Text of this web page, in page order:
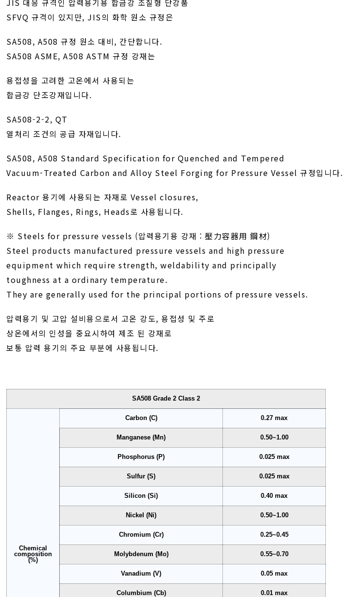
JIS 대응 규격인 압력용기용 합금강 조질형 단강품
SFVQ 규격이 있지만, JIS의 화학 원소 규정은
SA508, A508 규정 원소 대비, 간단합니다.
SA508 ASME, A508 ASTM 규정 강재는
용접성을 고려한 고온에서 사용되는
합금강 단조강재입니다.
SA508-2-2, QT
열처리 조건의 공급 자재입니다.
SA508, A508 Standard Specification for Quenched and Tempered
Vacuum-Treated Carbon and Alloy Steel Forging for Pressure Vessel 규정입니다.
Reactor 용기에 사용되는 자재로 Vessel closures,
Shells, Flanges, Rings, Heads로 사용됩니다.
※ Steels for pressure vessels (압력용기용 강재 : 壓力容器用 鋼材)
Steel products manufactured pressure vessels and high pressure
equipment which require strength, weldability and principally
toughness at a ordinary temperature.
They are generally used for the principal portions of pressure vessels.
압력용기 및 고압 설비용으로서 고온 강도, 용접성 및 주로
상온에서의 인성을 중요시하여 제조 된 강재로
보통 압력 용기의 주요 부분에 사용됩니다.
SA508 Grade 2 Class 2
Chemical
composition
(%)
Carbon (C) 0.27 max
Manganese (Mn) 0.50~1.00
Phosphorus (P) 0.025 max
Sulfur (S) 0.025 max
Silicon (Si) 0.40 max
Nickel (Ni) 0.50~1.00
Chromium (Cr) 0.25~0.45
Molybdenum (Mo) 0.55~0.70
Vanadium (V) 0.05 max
Columbium (Cb) 0.01 max